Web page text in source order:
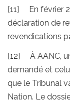
[11] En février
déclaration de
revendications
[12] À AANC,
demandé et
que le Tribunal
Nation. Le